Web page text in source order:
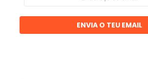
email
ENVIA O TEU EMAIL